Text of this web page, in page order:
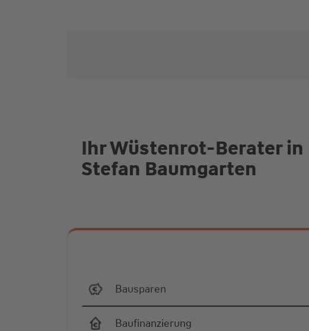
Ihr Wüstenrot-Berater in
Stefan Baumgarten
Bausparen
Baufinanzierung